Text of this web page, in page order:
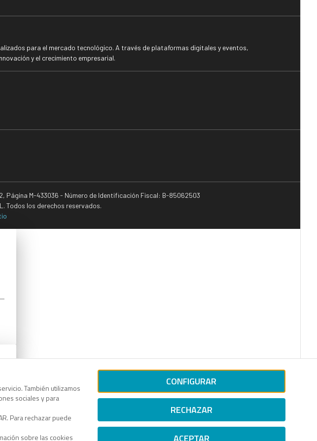
También utilizamos
sociales y para
Para rechazar puede
sobre las cookies
CONFIGURAR
RECHAZAR
ACEPTAR
para el mercado tecnológico. A través de plataformas digitales y eventos,
y el crecimiento empresarial.
Página M-433036 - Número de Identificación Fiscal: B-85062503
Todos los derechos reservados.